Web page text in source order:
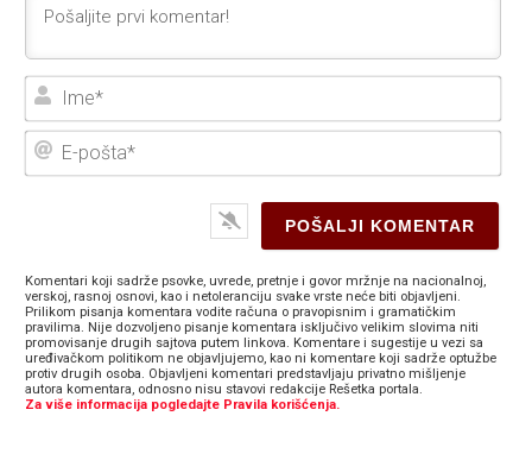
E-
Komentari koji sadrže psovke, uvrede, pretnje i govor mržnje na nacionalnoj,
verskoj, rasnoj osnovi, kao i netoleranciju svake vrste neće biti objavljeni.
Prilikom pisanja komentara vodite računa o pravopisnim i gramatičkim
pravilima. Nije dozvoljeno pisanje komentara isključivo velikim slovima niti
promovisanje drugih sajtova putem linkova. Komentare i sugestije u vezi sa
uređivačkom politikom ne objavljujemo, kao ni komentare koji sadrže optužbe
protiv drugih osoba. Objavljeni komentari predstavljaju privatno mišljenje
autora komentara, odnosno nisu stavovi redakcije Rešetka portala.
Za više informacija pogledajte Pravila korišćenja.